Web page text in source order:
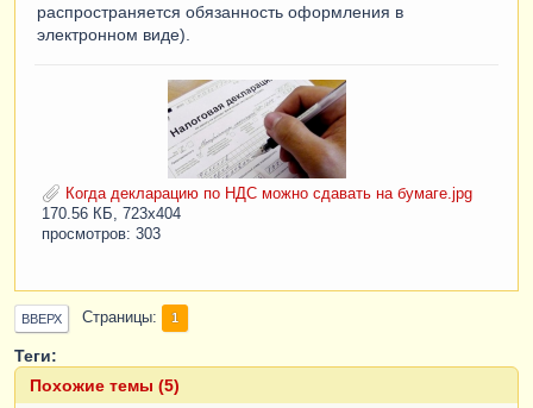
распространяется обязанность оформления в
электронном виде).
Когда декларацию по НДС можно сдавать на бумаге.jpg
170.56 КБ, 723x404
просмотров: 303
ВВЕРХ Страницы 1
Теги:
Похожие темы (5)